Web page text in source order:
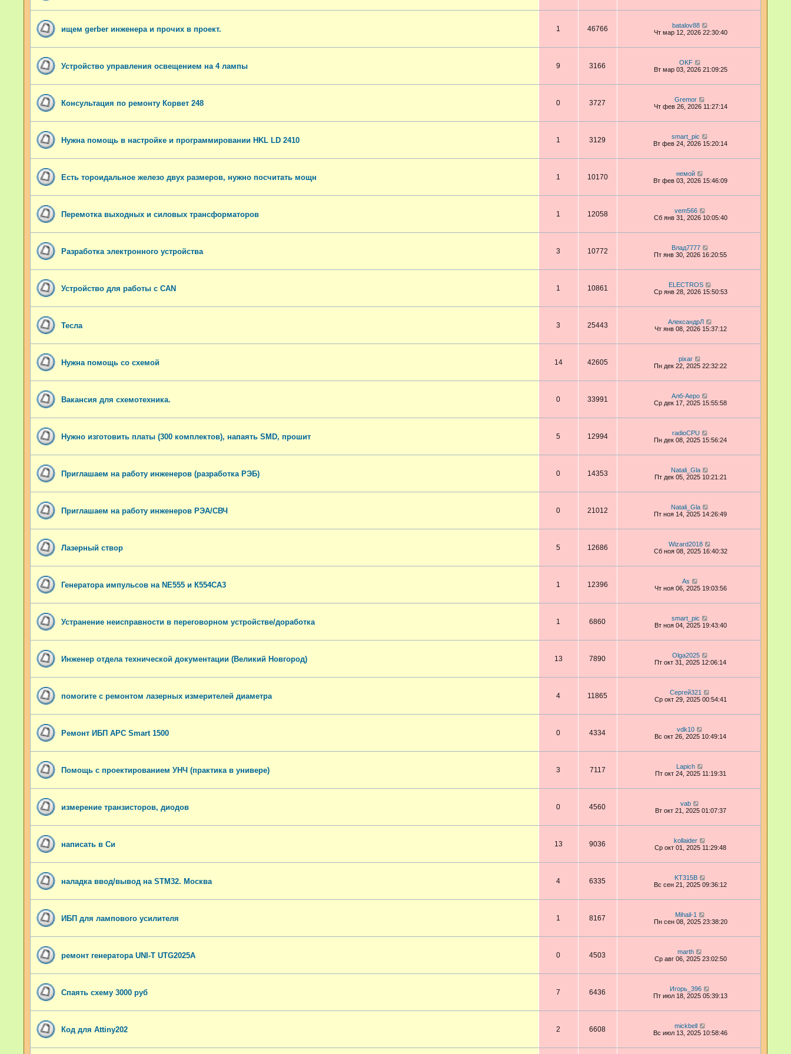
ищем gerber инженера и прочих в проект. 1 46766
batalov88
Чт мар 12, 2026 22:30:40
Устройство управления освещением на 4 лампы 9 3166
OKF
Вт мар 03, 2026 21:09:25
Консультация по ремонту Корвет 248 0 3727
Gremor
Чт фев 26, 2026 11:27:14
Нужна помощь в настройке и программировании HKL LD 2410 1 3129
smart_pic
Вт фев 24, 2026 15:20:14
Есть тороидальное железо двух размеров, нужно посчитать мощн 1 10170
немой
Вт фев 03, 2026 15:46:09
Перемотка выходных и силовых трансформаторов 1 12058
vem566
Сб янв 31, 2026 10:05:40
Разработка электронного устройства 3 10772
Влад7777
Пт янв 30, 2026 16:20:55
Устройство для работы с CAN 1 10861
ELECTROS
Ср янв 28, 2026 15:50:53
Тесла 3 25443
АлександрЛ
Чт янв 08, 2026 15:37:12
Нужна помощь со схемой 14 42605
pixar
Пн дек 22, 2025 22:32:22
Вакансия для схемотехника. 0 33991
Алб-Аеро
Ср дек 17, 2025 15:55:58
Нужно изготовить платы (300 комплектов), напаять SMD, прошит 5 12994
radioCPU
Пн дек 08, 2025 15:56:24
Приглашаем на работу инженеров (разработка РЭБ) 0 14353
Natali_Gla
Пт дек 05, 2025 10:21:21
Приглашаем на работу инженеров РЭА/СВЧ 0 21012
Natali_Gla
Пт ноя 14, 2025 14:26:49
Лазерный створ 5 12686
Wizard2018
Сб ноя 08, 2025 16:40:32
Генератора импульсов на NE555 и К554СА3 1 12396
As
Чт ноя 06, 2025 19:03:56
Устранение неисправности в переговорном устройстве/доработка 1 6860
smart_pic
Вт ноя 04, 2025 19:43:40
Инженер отдела технической документации (Великий Новгород) 13 7890
Olga2025
Пт окт 31, 2025 12:06:14
помогите с ремонтом лазерных измерителей диаметра 4 11865
Сергей321
Ср окт 29, 2025 00:54:41
Ремонт ИБП APC Smart 1500 0 4334
vdk10
Вс окт 26, 2025 10:49:14
Помощь с проектированием УНЧ (практика в универе) 3 7117
Lapich
Пт окт 24, 2025 11:19:31
измерение транзисторов, диодов 0 4560
vab
Вт окт 21, 2025 01:07:37
написать в Си 13 9036
kollaider
Ср окт 01, 2025 11:29:48
наладка ввод/вывод на STM32. Москва 4 6335
KT315B
Вс сен 21, 2025 09:36:12
ИБП для лампового усилителя 1 8167
Mihail-1
Пн сен 08, 2025 23:38:20
ремонт генератора UNI-T UTG2025A 0 4503
marth
Ср авг 06, 2025 23:02:50
Спаять схему 3000 руб 7 6436
Игорь_396
Пт июл 18, 2025 05:39:13
Код для Attiny202 2 6608
mickbell
Вс июл 13, 2025 10:58:46